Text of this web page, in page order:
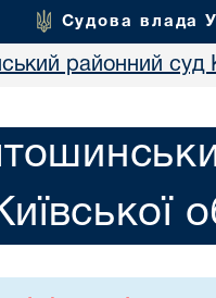
Судова влада
районний суд